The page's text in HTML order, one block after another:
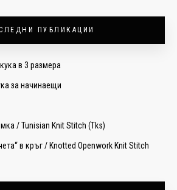
ПУБЛИКАЦИИ
в 3 размера
за начинаещи
/ Tunisian Knit Stitch (Tks)
в кръг / Knotted Openwork Knit Stitch